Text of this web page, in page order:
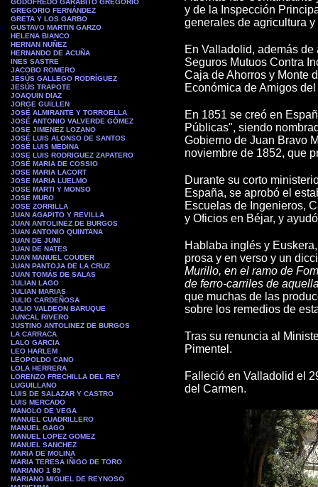
GODOFREDO GARABITO GREGORIO
GREGORIO FERNÁNDEZ
GRETA Y LOS GARBO
GUSTAVO MARTIN GARZO
HELENA BIANCO
HERNAN NUÑEZ
HERNANDO DE ACUÑA
INES SASTRE
JACOBO ROMERO
JESÚS GALLEGO RODRÍGUEZ
JESÚS TRAPOTE
JOAQUIN DIAZ
JORGE GUILLEN
JOSÉ ALMIRANTE Y TORROELLA
JOSÉ ANTONIO VALVERDE GÓMEZ
JOSE JIMENEZ LOZANO
JOSÉ LUIS ALONSO DE SANTOS
JOSÉ LUIS MEDINA
JOSE LUIS RODRIGUEZ ZAPATERO
JOSÉ MARIA DE COSSIO
JOSE MARIA LACORT
JOSE MARIA LUELMO
JOSE MARTI Y MONSO
JOSE MURO
JOSE ZORRILLA
JUAN AGAPITO Y REVILLA
JUAN ANTOLINEZ DE BURGOS
JUAN ANTONIO QUINTANA
JUAN DE JUNI
JUAN DE NATES
JUAN MANUEL COUDER
JUAN PANTOJA DE LA CRUZ
JUAN TOMÁS DE SALAS
JULIAN LAGO
JULIAN MARIAS
JULIO CARDEÑOSA
JULIO VALDEON BARUQUE
JUNCAL RIVERO
JUSTINO ANTOLINEZ DE BURGOS
LA CARRACA
LALO GARCIA
LEO HARLEM
LEOPOLDO CANO
LOLA HERRERA
LORENZO FRECHILLA DEL REY
LUGUILLANO
LUIS DE SALAZAR Y CASTRO
LUIS MERCADO
MANOLO DE VEGA
MANUEL CUADRILLERO
MANUEL GAGO
MANUEL LOPEZ GOMEZ
MANUEL SANCHEZ
MARIA DE MOLINA
MARIA TERESA IÑIGO DE TORO
MARIANO 1 85
MARIANO MIGUEL DE REYNOSO
y de la Inspección
generales de agricultura
En Valladolid, además
Seguros Mutuos Contra
Caja de Ahorros y Monte
Económica de Amigos
En 1851 se creó en
Públicas", siendo
Gobierno de Juan Bravo
noviembre de 1852, que
Durante su corto
España, se aprobó el
Escuelas de Ingenieros,
y Oficios en Béjar, y
Hablaba inglés y
prosa y en verso y un
Murillo, en el ramo de
de ferro-carriles de
que muchas de las
sobre los remedios de
Tras su renuncia al
Pimentel.
Falleció en Valladolid el
del Carmen.